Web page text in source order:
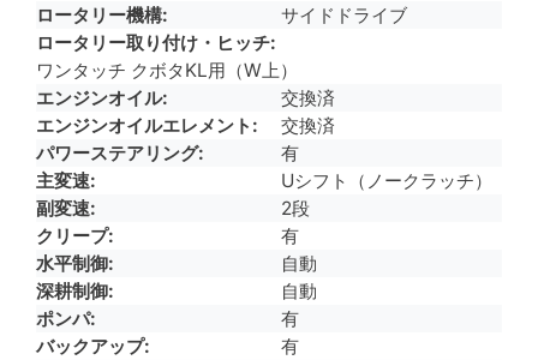
ロータリー機構
サイドドライブ
ロータリー取り付け・ヒッチ
ワンタッチ クボタKL用（W上）
エンジンオイル
交換済
エンジンオイルエレメント
交換済
パワーステアリング
有
主変速
Uシフト（ノークラッチ）
副変速
2段
クリープ
有
水平制御
自動
深耕制御
自動
ポンパ
有
バックアップ
有